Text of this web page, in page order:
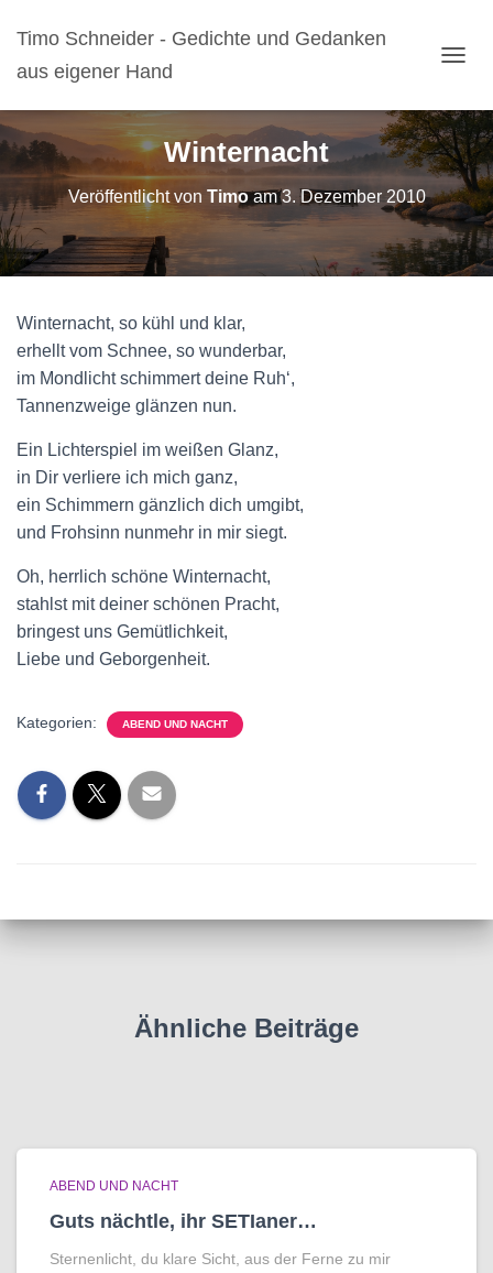
Timo Schneider - Gedichte und Gedanken
aus eigener Hand
V
I
G
A
T
I
O
N
U
Winternacht
Veröffentlicht von Timoam3. Dezember 2010
Winternacht, so kühl und klar,
erhellt vom Schnee, so wunderbar,
im Mondlicht schimmert deine Ruh‘,
Tannenzweige glänzen nun.
Ein Lichterspiel im weißen Glanz,
in Dir verliere ich mich ganz,
ein Schimmern gänzlich dich umgibt,
und Frohsinn nunmehr in mir siegt.
Oh, herrlich schöne Winternacht,
stahlst mit deiner schönen Pracht,
bringest uns Gemütlichkeit,
Liebe und Geborgenheit.
Kategorien: ABEND UND NACHT
Ähnliche Beiträge
ABEND UND NACHT
Guts nächtle, ihr SETIaner…
Sternenlicht, du klare Sicht, aus der Ferne zu mir